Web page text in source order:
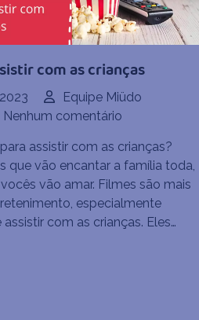
com as crianças
Equipe Miüdo
Nenhum comentárioem
Filmes
para
assistir
com
as
assistir com as crianças?
que vão encantar a família toda,
vão amar. Filmes são mais
especialmente
com as crianças. Eles…